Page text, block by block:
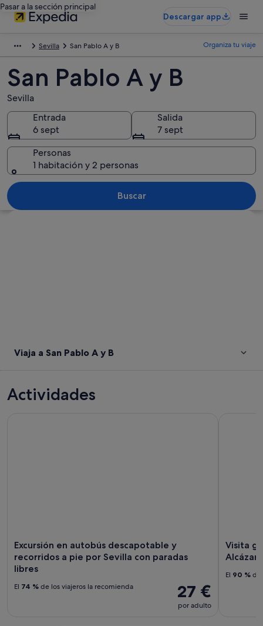
Pasar a la sección principal
Descargar app
Sevilla San Pablo A y B Organiza tu viaje
San Pablo A y B
Sevilla
Entrada
6 sept
Salida
7 sept
Personas
1 habitación y 2 personas
Buscar
Viaja a San Pablo A y B
Actividades
Excursión en autobús descapotable y
recorridos a pie por Sevilla con paradas
libres
27 €
por adulto
El 74 % de los viajeros la recomienda
Visita
Alcázar
El 90 % de